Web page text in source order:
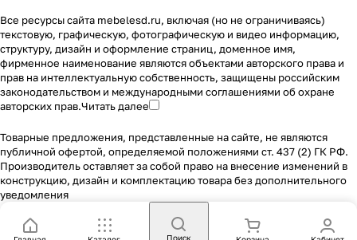
Все ресурсы сайта mebelesd.ru, включая (но не ограничиваясь)
текстовую, графическую, фотографическую и видео информацию,
структуру, дизайн и оформление страниц, доменное имя,
фирменное наименование являются объектами авторского права и
прав на интеллектуальную собственность, защищены российским
законодательством и международными соглашениями об охране
авторских прав.Читать далее
Товарные предложения, представленные на сайте, не являются
публичной офертой, определяемой положениями ст. 437 (2) ГК РФ.
Производитель оставляет за собой право на внесение изменений в
конструкцию, дизайн и комплектацию товара без дополнительного
уведомления
Поиск